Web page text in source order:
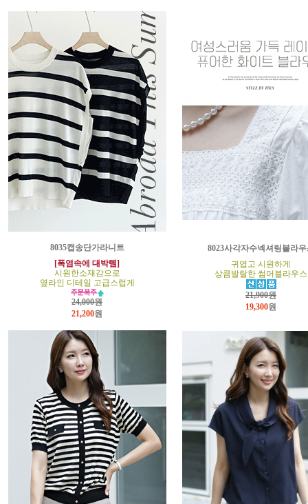
8035캡송단가라니트
[폭염속에 대박템]
시원한소재감으로
옆라인 디테일 고급스럽게
24,000원
21,200원
8023사각자수넥셔링블라우
귀엽고 시원하게
상큼발랄한 썸머블라우스
21,900원
19,300원